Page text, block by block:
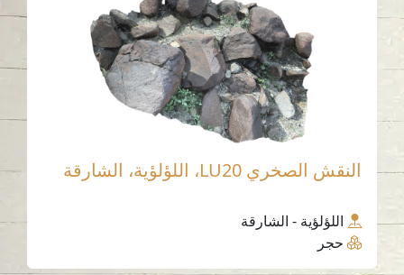
النقش الصخري LU20، اللؤلؤية، الشارقة
اللؤلؤية - الشارقة
حجر